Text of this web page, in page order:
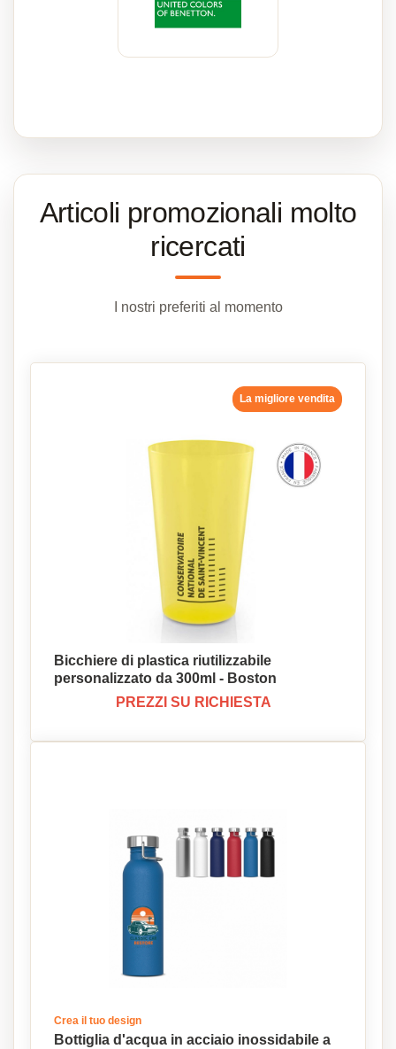
Articoli promozionali molto
ricercati
I nostri preferiti al momento
La migliore vendita
Bicchiere di plastica riutilizzabile
personalizzato da 300ml - Boston
PREZZI SU RICHIESTA
Crea il tuo design
Bottiglia d'acqua in acciaio inossidabile a